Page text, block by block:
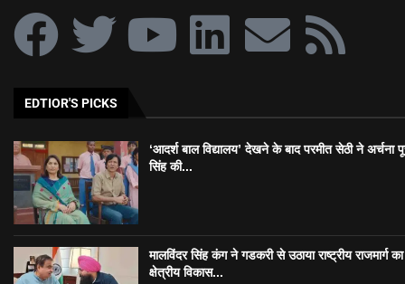
EDTIOR'S PICKS
‘आदर्श बाल विद्यालय’ देखने के बाद परमीत सेठी ने अर्चना
सिंह की...
मालविंदर सिंह कंग ने गडकरी से उठाया राष्ट्रीय राजमार्ग का
क्षेत्रीय विकास...